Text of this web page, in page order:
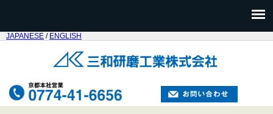
JAPANESE / ENGLISH